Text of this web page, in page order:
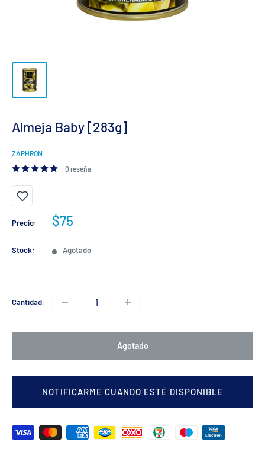
Almeja Baby [283g]
ZAPHRON
0 reseña
Precio:
Precio
venta
$75
Stock: Agotado
Cantidad:
Agotado
NOTIFICARME CUANDO ESTÉ DISPONIBLE